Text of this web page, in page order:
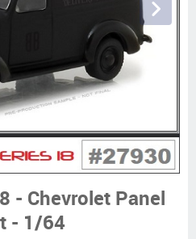
- Chevrolet Panel
- 1/64